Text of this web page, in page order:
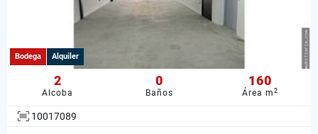
Bodega Alquiler
2
Alcoba
0
Baños
160
Área m2
10017089